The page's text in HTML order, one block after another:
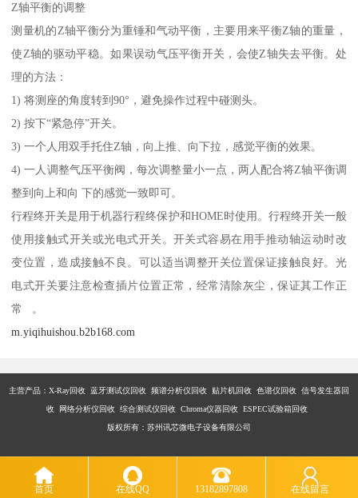
Z轴平衡的调整
测量机的Z轴平衡分为重锤和气动平衡，主要用来平衡Z轴的重量，
使Z轴的驱动平稳。如果误动气压平衡开关，会使Z轴失去平衡。处
理的方法：
1) 将测座的角度转到90°，避免操作过程中碰测头。
2) 按下“紧急停”开关。
3) 一个人用双手托住Z轴，向上推、向下拉，感觉平衡的效果。
4) 一人调整气压平衡阀，每次调整量小一点，两人配合将Z轴平衡调
整到向上和向 下的感觉一致即可。
行程终开关是用于机器行程终保护和HOME时使用。行程终开关一般
使用接触式开关或光电式开关。开关式容易在用手推动轴运动时改
变位置，造成接触不良。可以适当调整开关位置保证接触良好。光
电式开关要注意检查插片位置正常，经常清除灰尘，保证其工作正
常 。
m.yiqihuishou.b2b168.com
主营产品：X-Ray回收 蓝牙测试仪回收 频谱分析仪回收 贴片机回收 色谱仪回收 信号发生器回
收 网络分析仪回收 综合测试仪回收 Chroma仪器回收 ESPEC试验箱回收
版权所有：苏州讯芯微电子设备有限公司
首页 在线QQ 13182897808 在线留言